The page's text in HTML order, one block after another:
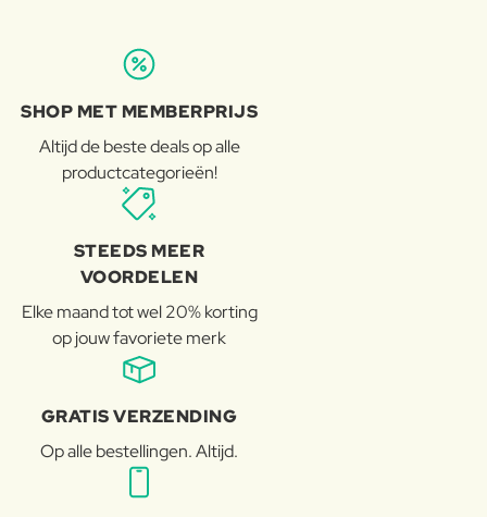
SHOP MET MEMBERPRIJS
Altijd de beste deals op alle
productcategorieën!
STEEDS MEER
VOORDELEN
Elke maand tot wel 20% korting
op jouw favoriete merk
GRATIS VERZENDING
Op alle bestellingen. Altijd.